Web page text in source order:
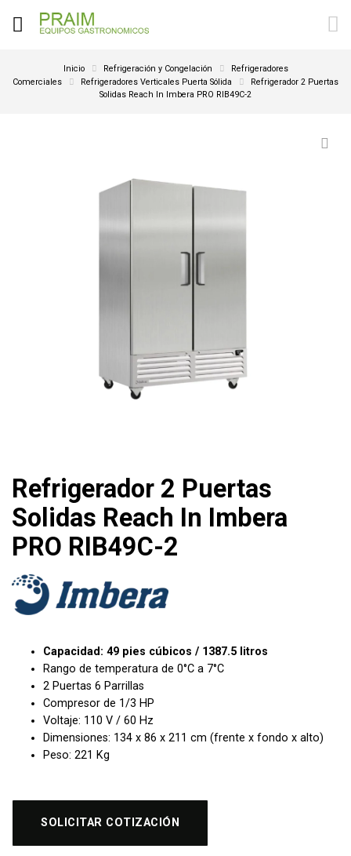
Inicio Refrigeración y Congelación
Refrigeradores
Comerciales
Refrigeradores Verticales Puerta Sólida
Refrigerador 2 Puertas
Solidas Reach In Imbera PRO RIB49C-2
Refrigerador 2 Puertas
Solidas Reach In Imbera
PRO RIB49C-2
Capacidad: 49 pies cúbicos / 1387.5 litros
Rango de temperatura de 0°C a 7°C
2 Puertas 6 Parrillas
Compresor de 1/3 HP
Voltaje: 110 V / 60 Hz
Dimensiones: 134 x 86 x 211 cm (frente x fondo x alto)
Peso: 221 Kg
SOLICITAR COTIZACIÓN